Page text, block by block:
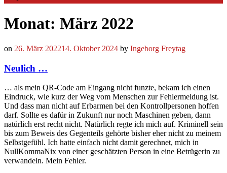
Monat: März 2022
on 26. März 202214. Oktober 2024 by Ingeborg Freytag
Neulich …
… als mein QR-Code am Eingang nicht funzte, bekam ich einen
Eindruck, wie kurz der Weg vom Menschen zur Fehlermeldung ist.
Und dass man nicht auf Erbarmen bei den Kontrollpersonen hoffen
darf. Sollte es dafür in Zukunft nur noch Maschinen geben, dann
natürlich erst recht nicht. Natürlich regte ich mich auf. Kriminell sein
bis zum Beweis des Gegenteils gehörte bisher eher nicht zu meinem
Selbstgefühl. Ich hatte einfach nicht damit gerechnet, mich in
NullKommaNix von einer geschätzten Person in eine Betrügerin zu
verwandeln. Mein Fehler.